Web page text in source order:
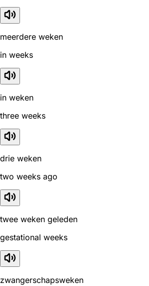
meerdere weken
in weeks
in weken
three weeks
drie weken
two weeks ago
twee weken geleden
gestational weeks
zwangerschapsweken